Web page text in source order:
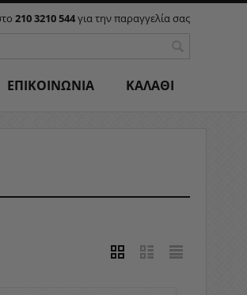
210 3210 544για την παραγγελία σας
ΕΠΙΚΟΙΝΩΝΙΑ ΚΑΛΑΘΙ